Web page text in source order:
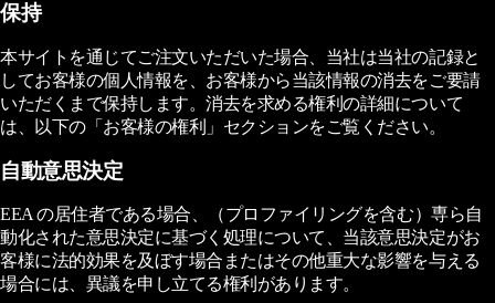
保持
本サイトを通じてご注文いただいた場合、当社は当社の記録と
してお客様の個人情報を、お客様から当該情報の消去をご要請
いただくまで保持します。消去を求める権利の詳細について
は、以下の「お客様の権利」セクションをご覧ください。
自動意思決定
EEA の居住者である場合、（プロファイリングを含む）専ら自
動化された意思決定に基づく処理について、当該意思決定がお
客様に法的効果を及ぼす場合またはその他重大な影響を与える
場合には、異議を申し立てる権利があります。